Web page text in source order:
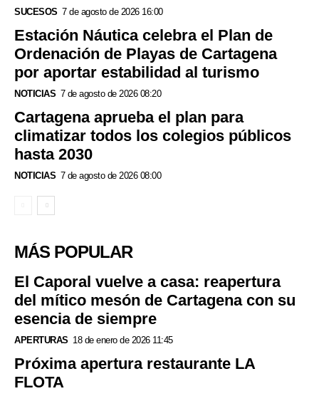
SUCESOS 7 de agosto de 2026 16:00
Estación Náutica celebra el Plan de
Ordenación de Playas de Cartagena
por aportar estabilidad al turismo
NOTICIAS 7 de agosto de 2026 08:20
Cartagena aprueba el plan para
climatizar todos los colegios públicos
hasta 2030
NOTICIAS 7 de agosto de 2026 08:00
MÁS POPULAR
El Caporal vuelve a casa: reapertura
del mítico mesón de Cartagena con su
esencia de siempre
APERTURAS 18 de enero de 2026 11:45
Próxima apertura restaurante LA
FLOTA